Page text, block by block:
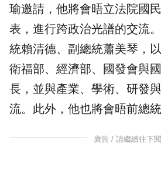
瑜邀請，他將會晤立法院國
表，進行跨政治光譜的交流
統賴清德、副總統蕭美琴，
衛福部、經濟部、國發會與
長，並與產業、學術、研發
流。此外，他也將會晤前總統
廣告 / 請繼續往下